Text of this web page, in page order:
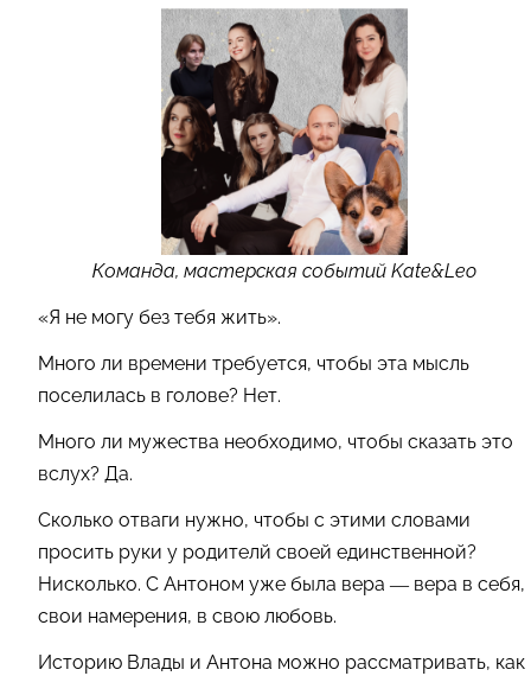
Команда, мастерская событий Kate&Leo
«Я не могу без тебя жить».
Много ли времени требуется, чтобы эта мысль
поселилась в голове? Нет.
Много ли мужества необходимо, чтобы сказать это
вслух? Да.
Сколько отваги нужно, чтобы с этими словами
просить руки у родителй своей единственной?
Нисколько. С Антоном уже была вера — вера в себя,
свои намерения, в свою любовь.
Историю Влады и Антона можно рассматривать, как